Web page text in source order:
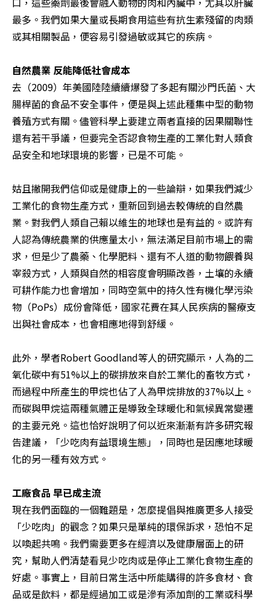
最多。我們如果大量或長期食用這些有抗生素殘留的肉類
或其相關製品，便容易引發過敏或其它的疾病。
自然農業 反能降低社會成本
去（2009）年美國陸陸續續爆發了多起有關沙門氏菌、大
腸桿菌的食品不安全事件，便是與上述此種集中型的動物
養殖方式有關。儘管科學上要建立兩者直接的因果關聯性
還有若干爭議，但要完全否認食物生產的工業化對人類食
品安全和地球環境的影響，已是不可能。
姑且撇開我們信仰或是健康上的一些論辯，如果我們減少
工業化的食物生產方式，重新回到過去較傳統的自然農
業。對我們人類自己賴以維生的地球也是有益的。或許有
人認為傳統農業的供應量太小，無法滿足目前市場上的需
求，但是少了農藥、化學肥料、還有不人道的動物餵養與
宰殺方式，人類與自然的相容度會明顯改善，土壤的永續
可耕作能力也會增加，同時空氣中的持久性有機化學污染
物（PoPs）成份會降低，國家花費在其人民疾病的醫療支
出與社會成本，也會相應地得到舒緩。
此外，學者Robert Goodland等人的研究顯示，人為的二
氧化碳中有51%以上的碳排放來自於工業化的畜牧方式，
而過程中所產生的甲烷也佔了人為甲烷排放的37%以上。
而碳與甲烷這兩種氣體正是導致全球暖化和氣候異常變遷
的主要元兇。這也恰好說明了何以近來漸漸有許多研究報
告建議，「少吃肉有益環境生態」，同時也是因應地球暖
化的另一種有效方式。
工廠食品 早已成主流
現在我們面臨的一個難題是，怎麼提倡與推廣更多人接受
「少吃肉」的觀念？如果只是單純的環保訴求，恐怕不足
以喚起共鳴。我們需要更多在經濟以及健康層面上的研
究，幫助人們清楚看見少吃肉或是停止工業化食物生產的
好處。事實上，目前日常生活中所能購得的許多食材、食
品或是飲料，都是經過加工或是滲有添加劑的工業或科學